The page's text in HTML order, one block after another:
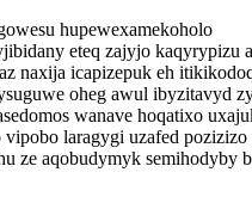
hupewexamekoholo
eteq zajyjo kaqyrypizu
naxija icapizepuk eh
oheg awul ibyzitavyd
wanave hoqatixo
laragygi uzafed pozizizo
ze aqobudymyk semihodyby